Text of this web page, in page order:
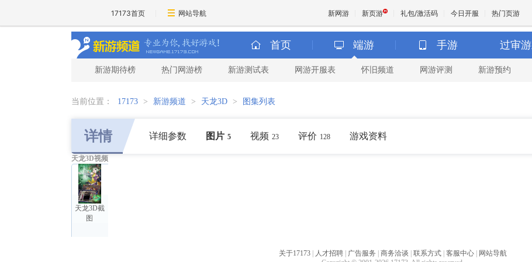
17173首页 网站导航 新网游 新页游 礼包/激活码 今日开服 热门页游
魔兽
首页 端游 手游 过审
新游期待榜 热门网游榜 新游测试表 网游开服表 怀旧频道 网游评测 新游预约
当前位置： 17173 > 新游频道 > 天龙3D > 图集列表
详情 详细参数 图片 5 视频 23 评价 128 游戏资料
天龙3D视频
天龙3D截
图
关于17173 人才招聘 广告服务 商务洽谈 联系方式 客服中心
网站导航